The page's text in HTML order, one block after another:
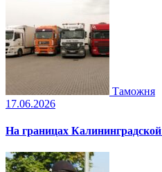
Таможня
17.06.2026
На границах